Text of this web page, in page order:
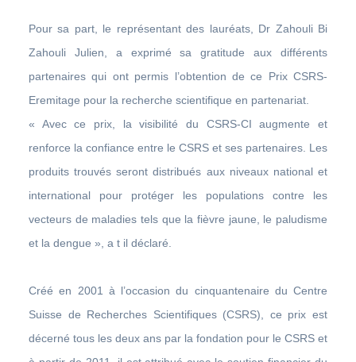
Pour sa part, le représentant des lauréats, Dr Zahouli Bi
Zahouli Julien, a exprimé sa gratitude aux différents
partenaires qui ont permis l’obtention de ce Prix CSRS-
Eremitage pour la recherche scientifique en partenariat.
« Avec ce prix, la visibilité du CSRS-CI augmente et
renforce la confiance entre le CSRS et ses partenaires. Les
produits trouvés seront distribués aux niveaux national et
international pour protéger les populations contre les
vecteurs de maladies tels que la fièvre jaune, le paludisme
et la dengue », a t il déclaré.
Créé en 2001 à l’occasion du cinquantenaire du Centre
Suisse de Recherches Scientifiques (CSRS), ce prix est
décerné tous les deux ans par la fondation pour le CSRS et